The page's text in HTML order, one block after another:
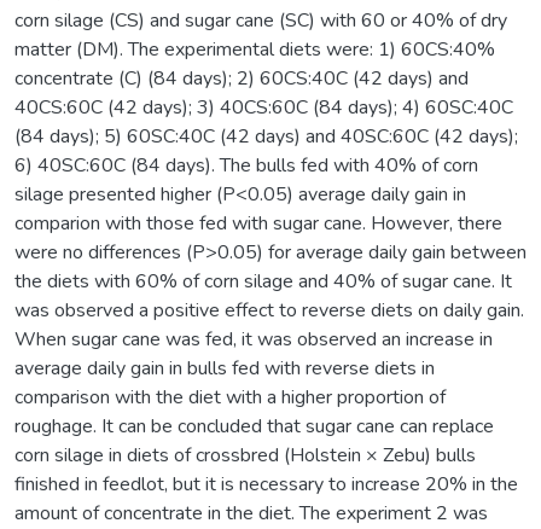
corn silage (CS) and sugar cane (SC) with 60 or 40% of dry
matter (DM). The experimental diets were: 1) 60CS:40%
concentrate (C) (84 days); 2) 60CS:40C (42 days) and
40CS:60C (42 days); 3) 40CS:60C (84 days); 4) 60SC:40C
(84 days); 5) 60SC:40C (42 days) and 40SC:60C (42 days);
6) 40SC:60C (84 days). The bulls fed with 40% of corn
silage presented higher (P<0.05) average daily gain in
comparion with those fed with sugar cane. However, there
were no differences (P>0.05) for average daily gain between
the diets with 60% of corn silage and 40% of sugar cane. It
was observed a positive effect to reverse diets on daily gain.
When sugar cane was fed, it was observed an increase in
average daily gain in bulls fed with reverse diets in
comparison with the diet with a higher proportion of
roughage. It can be concluded that sugar cane can replace
corn silage in diets of crossbred (Holstein × Zebu) bulls
finished in feedlot, but it is necessary to increase 20% in the
amount of concentrate in the diet. The experiment 2 was